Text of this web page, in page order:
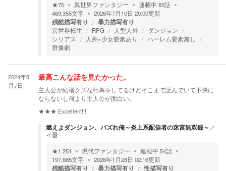
★75 異世界ファンタジー 連載中 82話
469,355文字 2026年7月10日 20:00更新
残酷描写有り 暴力描写有り
異世界転生 RPG 人型人外
ダンジョン
シリアス
人外×少女要素あり
ハーレム要素無し
群像劇
2024年8
月7日
最高こんな話を見たかった。
主人公が結構クズな行為をしてるけどそこまで読んでいて不快に
ならないし何より主人公が面白い。
★★★ Excellent!!!
燃えよダンジョン、バズれ俺～炎上系配信者の迷宮無双録～ ／
イ憂
★1,251 現代ファンタジー 連載中 54話
197,685文字 2026年1月28日 02:16更新
残酷描写有り 暴力描写有り 性描写有り